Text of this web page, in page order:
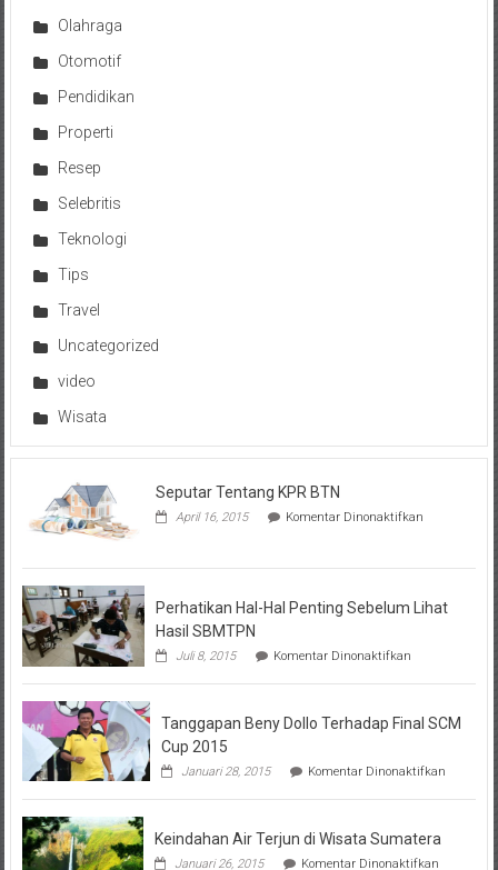
Olahraga
Otomotif
Pendidikan
Properti
Resep
Selebritis
Teknologi
Tips
Travel
Uncategorized
video
Wisata
Seputar Tentang KPR BTN
April 16, 2015 Komentar Dinonaktifkanpada
KPR
Perhatikan Hal-Hal Penting Sebelum Lihat
Hasil SBMTPN
Juli 8, 2015 Komentar Dinonaktifkanpada
Hal-
Penting
Hasil
Tanggapan Beny Dollo Terhadap Final SCM
Cup 2015
Januari 28, 2015 Komentar Dinonaktifkanpada
Beny
Keindahan Air Terjun di Wisata Sumatera
Januari 26, 2015 Komentar Dinonaktifkanpada